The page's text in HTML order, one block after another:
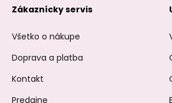
Zákaznícky servis
Všetko o nákupe
Doprava a platba
Kontakt
Predajne